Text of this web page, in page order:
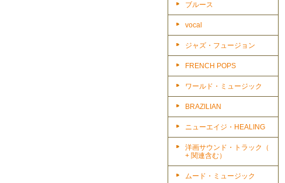
ブルース
vocal
ジャズ・フュージョン
FRENCH POPS
ワールド・ミュージック
BRAZILIAN
ニューエイジ・HEALING
洋画サウンド・トラック（
+ 関連含む）
ムード・ミュージック